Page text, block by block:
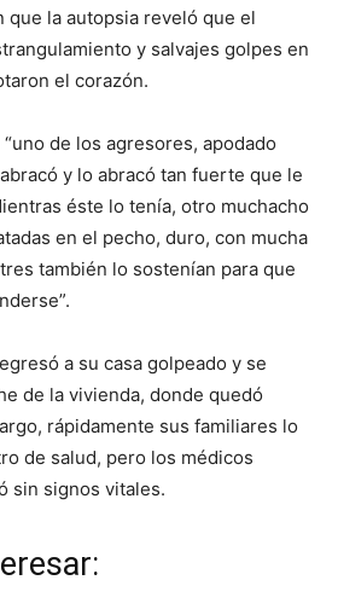
que la autopsia reveló que el
y salvajes golpes en
el corazón.
de los agresores, apodado
abracó y lo abracó tan fuerte que le
éste lo tenía, otro muchacho
en el pecho, duro, con mucha
también lo sostenían para que
a su casa golpeado y se
de la vivienda, donde quedó
rápidamente sus familiares lo
de salud, pero los médicos
sin signos vitales.